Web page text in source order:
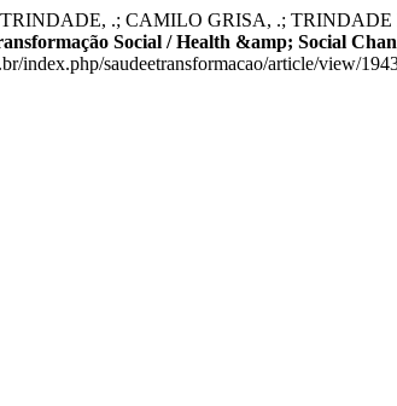
.; CAMILO GRISA, .; TRINDADE
Social / Health &amp; Social
index.php/saudeetransformacao/article/view/